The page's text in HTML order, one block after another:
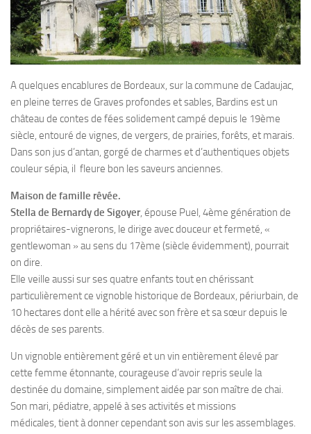
Sauces
A quelques encablures de Bordeaux, sur la commune de Cadaujac,
en pleine terres de Graves profondes et sables, Bardins est un
château de contes de fées solidement campé depuis le 19ème
siècle, entouré de vignes, de vergers, de prairies, forêts, et marais.
Dans son jus d’antan, gorgé de charmes et d’authentiques objets
couleur sépia, il fleure bon les saveurs anciennes.
Maison de famille rêvée.
Stella de Bernardy de Sigoyer, épouse Puel, 4ème génération de
propriétaires-vignerons, le dirige avec douceur et fermeté, «
gentlewoman » au sens du 17ème (siècle évidemment), pourrait
on dire.
Elle veille aussi sur ses quatre enfants tout en chérissant
particulièrement ce vignoble historique de Bordeaux, périurbain, de
10 hectares dont elle a hérité avec son frère et sa sœur depuis le
décès de ses parents.
Un vignoble entièrement géré et un vin entièrement élevé par
cette femme étonnante, courageuse d’avoir repris seule la
destinée du domaine, simplement aidée par son maître de chai.
Son mari, pédiatre, appelé à ses activités et missions
médicales, tient à donner cependant son avis sur les assemblages.